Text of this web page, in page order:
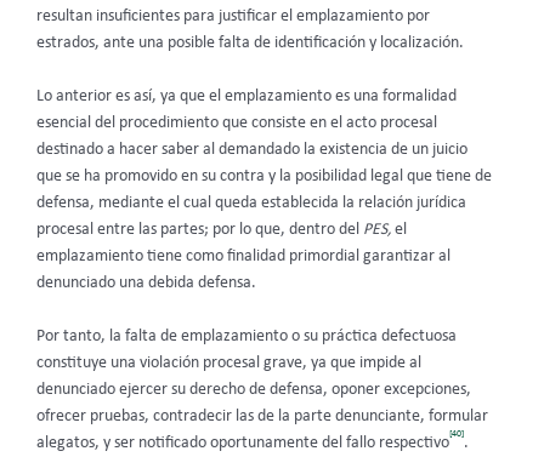
resultan insuficientes para justificar el emplazamiento por
estrados, ante una posible falta de identificación y localización.
Lo anterior es así, ya que el emplazamiento es una formalidad
esencial del procedimiento que consiste en el acto procesal
destinado a hacer saber al demandado la existencia de un juicio
que se ha promovido en su contra y la posibilidad legal que tiene de
defensa, mediante el cual queda establecida la relación jurídica
procesal entre las partes; por lo que, dentro del PES, el
emplazamiento tiene como finalidad primordial garantizar al
denunciado una debida defensa.
Por tanto, la falta de emplazamiento o su práctica defectuosa
constituye una violación procesal grave, ya que impide al
denunciado ejercer su derecho de defensa, oponer excepciones,
ofrecer pruebas, contradecir las de la parte denunciante, formular
alegatos, y ser notificado oportunamente del fallo respectivo
[40]
.